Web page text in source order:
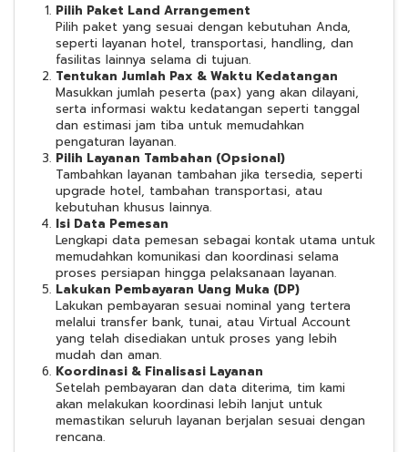
Pilih Paket Land Arrangement
Pilih paket yang sesuai dengan kebutuhan Anda,
seperti layanan hotel, transportasi, handling, dan
fasilitas lainnya selama di tujuan.
Tentukan Jumlah Pax & Waktu Kedatangan
Masukkan jumlah peserta (pax) yang akan dilayani,
serta informasi waktu kedatangan seperti tanggal
dan estimasi jam tiba untuk memudahkan
pengaturan layanan.
Pilih Layanan Tambahan (Opsional)
Tambahkan layanan tambahan jika tersedia, seperti
upgrade hotel, tambahan transportasi, atau
kebutuhan khusus lainnya.
Isi Data Pemesan
Lengkapi data pemesan sebagai kontak utama untuk
memudahkan komunikasi dan koordinasi selama
proses persiapan hingga pelaksanaan layanan.
Lakukan Pembayaran Uang Muka (DP)
Lakukan pembayaran sesuai nominal yang tertera
melalui transfer bank, tunai, atau Virtual Account
yang telah disediakan untuk proses yang lebih
mudah dan aman.
Koordinasi & Finalisasi Layanan
Setelah pembayaran dan data diterima, tim kami
akan melakukan koordinasi lebih lanjut untuk
memastikan seluruh layanan berjalan sesuai dengan
rencana.